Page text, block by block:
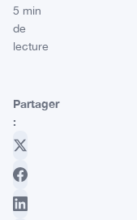
5 min
de
lecture
Partager
: